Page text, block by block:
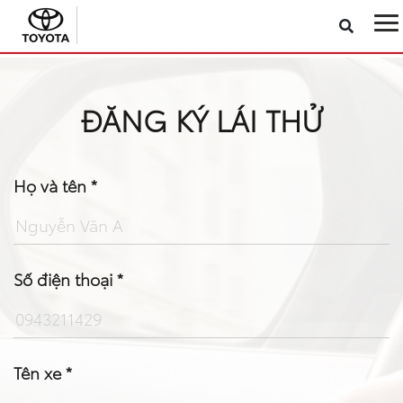
Công nghệ
Dịch vụ
Điện hóa
Về Toyota Việt Nam
Tin tức & Khuyến mãi
VR Showroom
ĐĂNG KÝ LÁI THỬ
Họ và tên *
Số điện thoại *
Tên xe *